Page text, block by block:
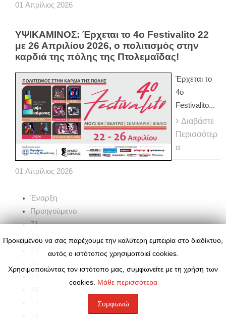
01 Απρίλιος 2026
ΥΨΙΚΑΜΙΝΟΣ: Έρχεται το 4ο Festivalito 22
με 26 Απριλίου 2026, ο πολιτισμός στην
καρδιά της πόλης της Πτολεμαΐδας!
Έρχεται το
4ο
Festivalito...
Διαβάστε
Περισσότερ
α
01 Απρίλιος 2026
Έναρξη
Προηγούμενο
71
72
Προκειμένου να σας παρέχουμε την καλύτερη εμπειρία στο διαδίκτυο,
αυτός ο ιστότοπος χρησιμοποιεί cookies.
Χρησιμοποιώντας τον ιστότοπο μας, συμφωνείτε με τη χρήση των
cookies. Μάθε περισσότερα
Συμφωνώ